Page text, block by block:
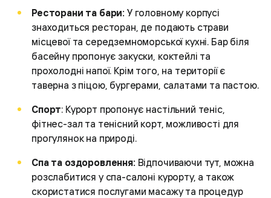
Ресторани та бари: У головному корпусі
знаходиться ресторан, де подають страви
місцевої та середземноморської кухні. Бар біля
басейну пропонує закуски, коктейлі та
прохолодні напої. Крім того, на території є
таверна з піцою, бургерами, салатами та пастою.
Спорт: Курорт пропонує настільний теніс,
фітнес-зал та тенісний корт, можливості для
прогулянок на природі.
Спа та оздоровлення: Відпочиваючи тут, можна
розслабитися у спа-салоні курорту, а також
скористатися послугами масажу та процедур